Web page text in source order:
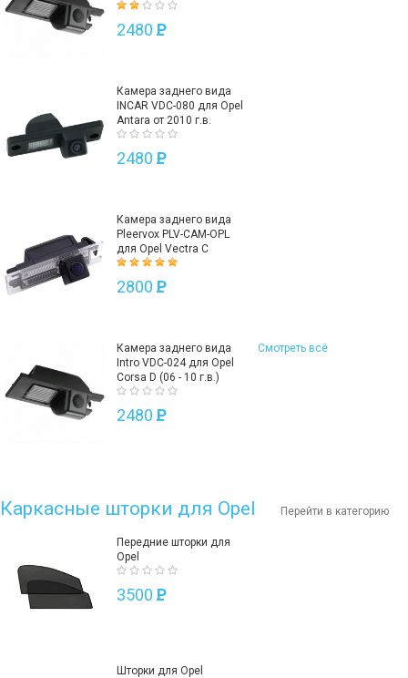
2480 P
Камера заднего вида
INCAR VDC-080 для Opel
Antara от 2010 г.в.
2480 P
Камера заднего вида
Pleervox PLV-CAM-OPL
для Opel Vectra C
2800 P
Камера заднего вида
Intro VDC-024 для Opel
Corsa D (06 - 10 г.в.)
2480 P
Смотреть всё
Каркасные шторки для Opel Перейти в категорию
Передние шторки для
Opel
3500 P
Шторки для Opel